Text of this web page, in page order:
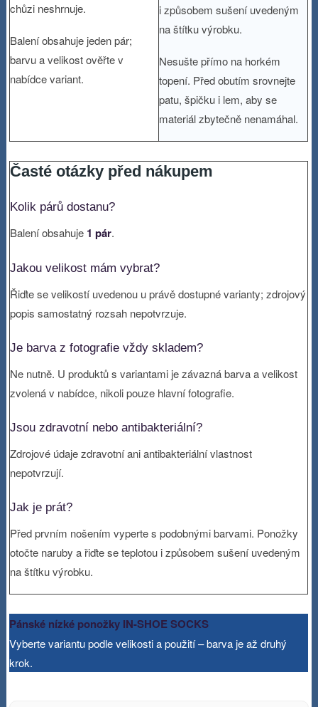
chůzi neshrnuje.
Balení obsahuje jeden pár;
barvu a velikost ověřte v
nabídce variant.
i způsobem sušení uvedeným
na štítku výrobku.
Nesušte přímo na horkém
topení. Před obutím srovnejte
patu, špičku i lem, aby se
materiál zbytečně nenamáhal.
Časté otázky před nákupem
Kolik párů dostanu?
Balení obsahuje 1 pár.
Jakou velikost mám vybrat?
Řiďte se velikostí uvedenou u právě dostupné varianty; zdrojový
popis samostatný rozsah nepotvrzuje.
Je barva z fotografie vždy skladem?
Ne nutně. U produktů s variantami je závazná barva a velikost
zvolená v nabídce, nikoli pouze hlavní fotografie.
Jsou zdravotní nebo antibakteriální?
Zdrojové údaje zdravotní ani antibakteriální vlastnost
nepotvrzují.
Jak je prát?
Před prvním nošením vyperte s podobnými barvami. Ponožky
otočte naruby a řiďte se teplotou i způsobem sušení uvedeným
na štítku výrobku.
Pánské nízké ponožky IN-SHOE SOCKS
Vyberte variantu podle velikosti a použití – barva je až druhý
krok.